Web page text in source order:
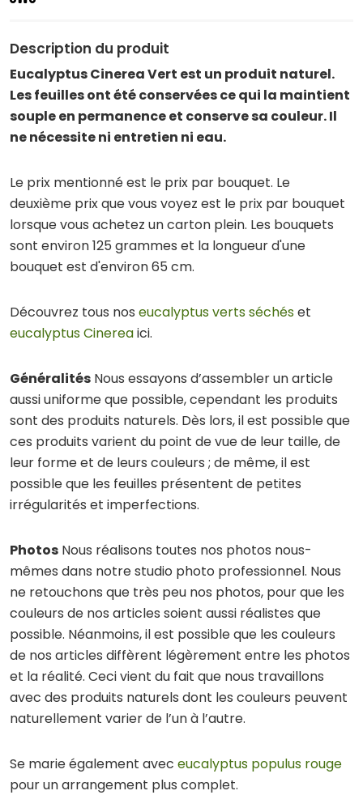
Description du produit
Eucalyptus Cinerea Vert est un produit naturel.
Les feuilles ont été conservées ce qui la maintient
souple en permanence et conserve sa couleur. Il
ne nécessite ni entretien ni eau.
Le prix mentionné est le prix par bouquet. Le
deuxième prix que vous voyez est le prix par bouquet
lorsque vous achetez un carton plein. Les bouquets
sont environ 125 grammes et la longueur d'une
bouquet est d'environ 65 cm.
Découvrez tous nos eucalyptus verts séchéset
eucalyptus Cinereaici.
Généralités Nous essayons d’assembler un article
aussi uniforme que possible, cependant les produits
sont des produits naturels. Dès lors, il est possible que
ces produits varient du point de vue de leur taille, de
leur forme et de leurs couleurs ; de même, il est
possible que les feuilles présentent de petites
irrégularités et imperfections.
Photos Nous réalisons toutes nos photos nous-
mêmes dans notre studio photo professionnel. Nous
ne retouchons que très peu nos photos, pour que les
couleurs de nos articles soient aussi réalistes que
possible. Néanmoins, il est possible que les couleurs
de nos articles diffèrent légèrement entre les photos
et la réalité. Ceci vient du fait que nous travaillons
avec des produits naturels dont les couleurs peuvent
naturellement varier de l’un à l’autre.
Se marie également avec eucalyptus populus rouge
pour un arrangement plus complet.